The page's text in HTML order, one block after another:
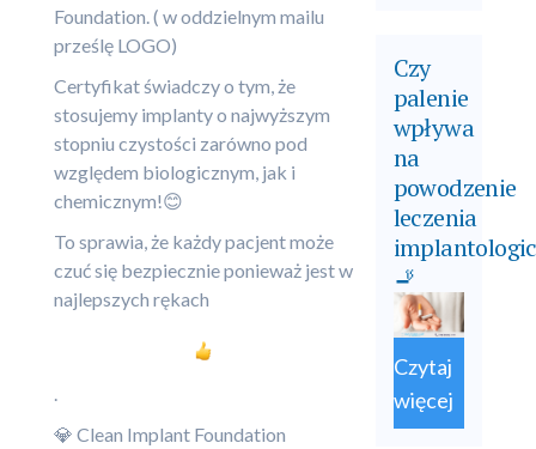
Foundation. ( w oddzielnym mailu
prześlę LOGO)
Certyfikat świadczy o tym, że
stosujemy implanty o najwyższym
stopniu czystości zarówno pod
względem biologicznym, jak i
chemicznym!😊
To sprawia, że każdy pacjent może
czuć się bezpiecznie ponieważ jest w
najlepszych rękach
.
💎 Clean Implant Foundation
Czy
palenie
wpływa
na
powodzenie
leczenia
🚬
Czytaj
więcej